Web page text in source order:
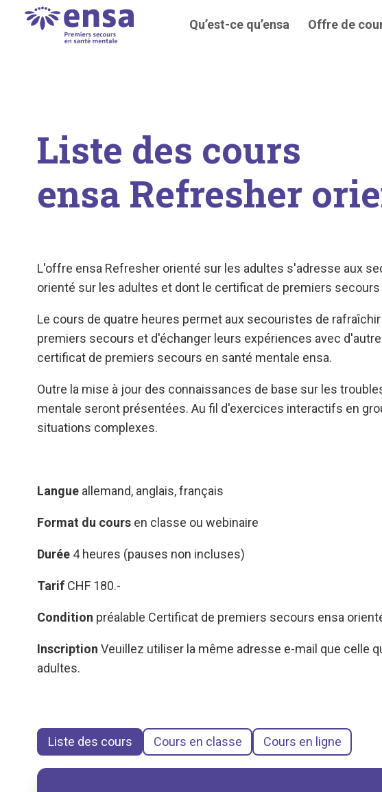
Qu’est-ce qu’ensa Offre de
Liste des cours
ensa Refresher
L'offre ensa Refresher orienté sur les adultes s'adresse aux
orienté sur les adultes et dont le certificat de premiers secours
Le cours de quatre heures permet aux secouristes de
premiers secours et d'échanger leurs expériences avec
certificat de premiers secours en santé mentale ensa.
Outre la mise à jour des connaissances de base sur les
mentale seront présentées. Au fil d'exercices interactifs en
situations complexes.
Langue allemand, anglais, français
Format du cours en classe ou webinaire
Durée 4 heures (pauses non incluses)
Tarif CHF 180.-
Condition préalable Certificat de premiers secours ensa
Inscription Veuillez utiliser la même adresse e-mail que celle
adultes.
Liste des cours Cours en classe Cours en ligne